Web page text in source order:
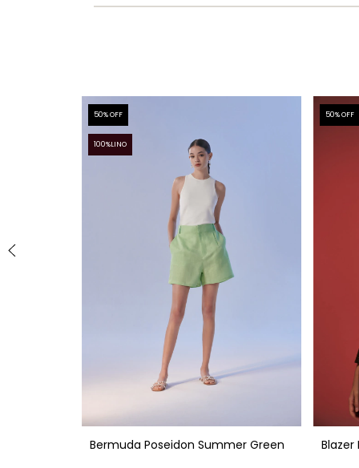
50% OFF
100%LINO
Bermuda Poseidon Summer Green
50% OFF
Blazer